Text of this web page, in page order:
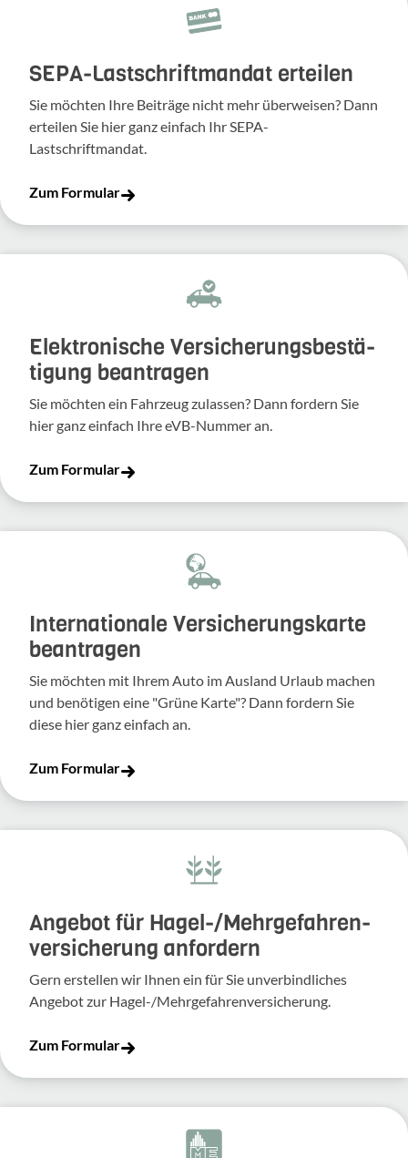
SEPA-Lastschriftmandat erteilen
Sie möchten Ihre Beiträge nicht mehr überweisen? Dann
erteilen Sie hier ganz einfach Ihr SEPA-
Lastschriftmandat.
Zum Formular
Elek­tro­ni­sche Versi­che­rungs­be­stä­
ti­gung bean­tragen
Sie möchten ein Fahr­zeug zulassen? Dann fordern Sie
hier ganz einfach Ihre eVB-​Nummer an.
Zum Formular
Inter­na­tio­nale Versi­che­rungs­karte
bean­tragen
Sie möchten mit Ihrem Auto im Ausland Urlaub machen
und benö­tigen eine "Grüne Karte"? Dann fordern Sie
diese hier ganz einfach an.
Zum Formular
Angebot für Hagel-­/Mehrgefahren­
versicherung anfordern
Gern erstellen wir Ihnen ein für Sie unverbindliches
Angebot zur Hagel-/Mehrgefahrenversicherung.
Zum Formular